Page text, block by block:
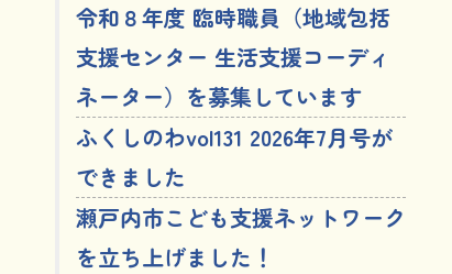
令和８年度 臨時職員（地域包括
支援センター 生活支援コーディ
ネーター）を募集しています
ふくしのわvol131 2026年7月号が
できました
瀬戸内市こども支援ネットワーク
を立ち上げました！